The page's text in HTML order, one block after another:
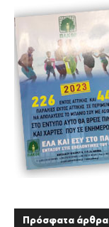
Πρόσφατα άρθρα